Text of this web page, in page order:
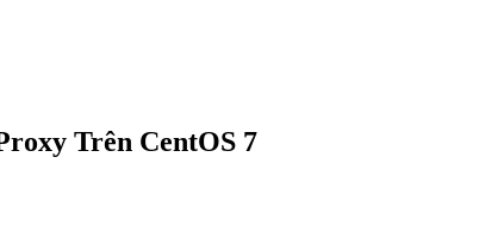
Trên CentOS 7